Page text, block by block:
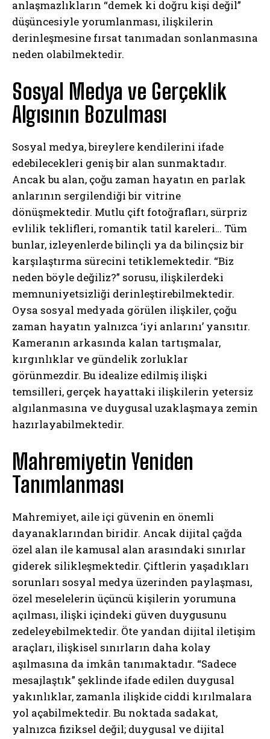
anlaşmazlıkların “demek ki doğru kişi değil”
düşüncesiyle yorumlanması, ilişkilerin
derinleşmesine fırsat tanımadan sonlanmasına
neden olabilmektedir.
Sosyal Medya ve Gerçeklik
Algısının Bozulması
Sosyal medya, bireylere kendilerini ifade
edebilecekleri geniş bir alan sunmaktadır.
Ancak bu alan, çoğu zaman hayatın en parlak
anlarının sergilendiği bir vitrine
dönüşmektedir. Mutlu çift fotoğrafları, sürpriz
evlilik teklifleri, romantik tatil kareleri… Tüm
bunlar, izleyenlerde bilinçli ya da bilinçsiz bir
karşılaştırma sürecini tetiklemektedir. “Biz
neden böyle değiliz?” sorusu, ilişkilerdeki
memnuniyetsizliği derinleştirebilmektedir.
Oysa sosyal medyada görülen ilişkiler, çoğu
zaman hayatın yalnızca ‘iyi anlarını’ yansıtır.
Kameranın arkasında kalan tartışmalar,
kırgınlıklar ve gündelik zorluklar
görünmezdir. Bu idealize edilmiş ilişki
temsilleri, gerçek hayattaki ilişkilerin yetersiz
algılanmasına ve duygusal uzaklaşmaya zemin
hazırlayabilmektedir.
Mahremiyetin Yeniden
Tanımlanması
Mahremiyet, aile içi güvenin en önemli
dayanaklarından biridir. Ancak dijital çağda
özel alan ile kamusal alan arasındaki sınırlar
giderek silikleşmektedir. Çiftlerin yaşadıkları
sorunları sosyal medya üzerinden paylaşması,
özel meselelerin üçüncü kişilerin yorumuna
açılması, ilişki içindeki güven duygusunu
zedeleyebilmektedir. Öte yandan dijital iletişim
araçları, ilişkisel sınırların daha kolay
aşılmasına da imkân tanımaktadır. “Sadece
mesajlaştık” şeklinde ifade edilen duygusal
yakınlıklar, zamanla ilişkide ciddi kırılmalara
yol açabilmektedir. Bu noktada sadakat,
yalnızca fiziksel değil; duygusal ve dijital